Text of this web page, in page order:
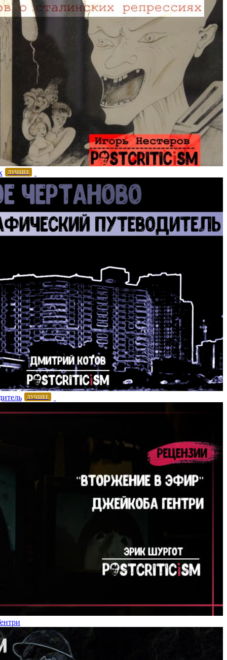
ЛУЧШЕЕ
ЛУЧШЕЕ